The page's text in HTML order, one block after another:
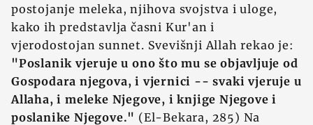
postojanje meleka, njihova svojstva i uloge,
kako ih predstavlja časni Kur'an i
vjerodostojan sunnet. Svevišnji Allah rekao je:
"Poslanik vjeruje u ono što mu se objavljuje od
Gospodara njegova, i vjernici -- svaki vjeruje u
Allaha, i meleke Njegove, i knjige Njegove i
poslanike Njegove." (El-Bekara, 285) Na